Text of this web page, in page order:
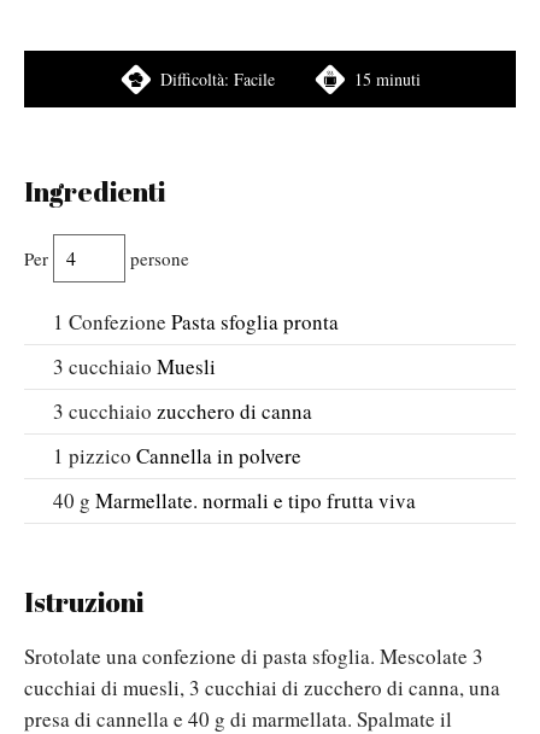
Difficoltà: Facile 15 minuti
Ingredienti
Per persone
1 Confezione Pasta sfoglia pronta
3 cucchiaio Muesli
3 cucchiaio zucchero di canna
1 pizzico Cannella in polvere
40 g Marmellate. normali e tipo frutta viva
Istruzioni
Srotolate una confezione di pasta sfoglia. Mescolate 3
cucchiai di muesli, 3 cucchiai di zucchero di canna, una
presa di cannella e 40 g di marmellata. Spalmate il